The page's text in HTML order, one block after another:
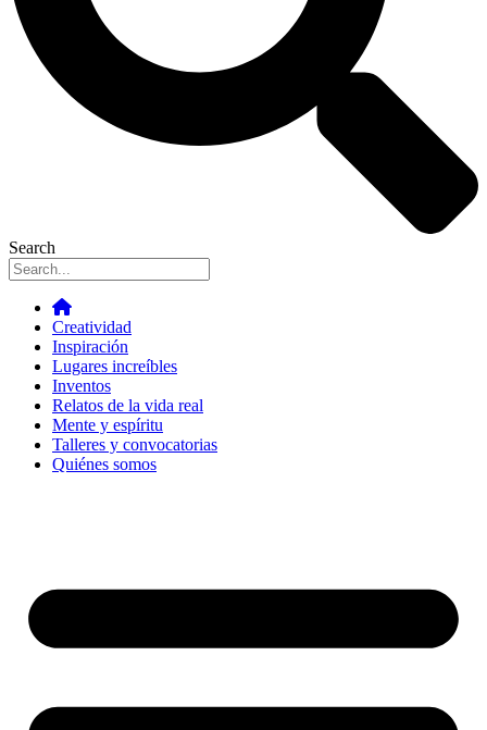
Search
Creatividad
Inspiración
Lugares increíbles
Inventos
Relatos de la vida real
Mente y espíritu
Talleres y convocatorias
Quiénes somos